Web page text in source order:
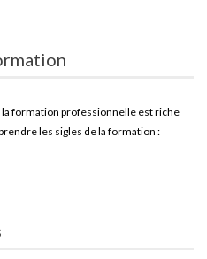
la formation professionnelle est riche
les sigles de la formation :